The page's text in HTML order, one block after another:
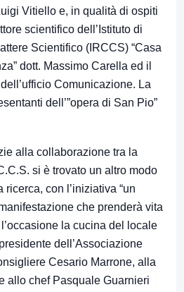
Vitiello e, in qualità di ospiti
scientifico dell’Istituto di
Scientifico (IRCCS) “Casa
dott. Massimo Carella ed il
Comunicazione. La
dell’”opera di San Pio”
alla collaborazione tra la
si è trovato un altro modo
con l’iniziativa “un
che prenderà vita
la cucina del locale
dell’Associazione
Cesario Marrone, alla
allo chef Pasquale Guarnieri